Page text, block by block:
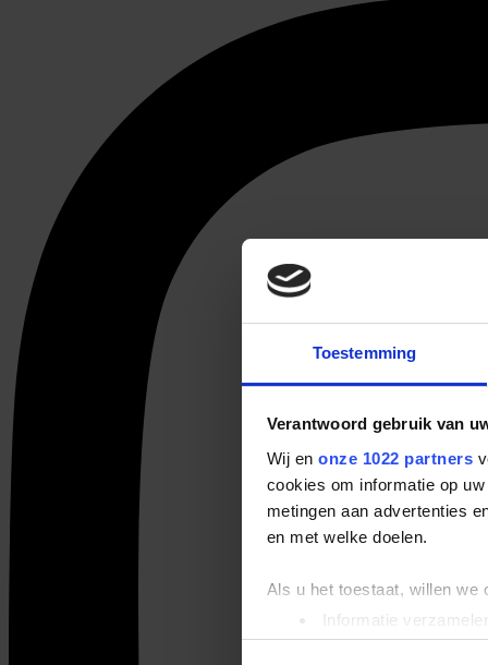
Toestemming
Verantwoord gebruik van
Wij en onze 1022 partners
cookies om informatie op
metingen aan advertenties
en met welke doelen.
Als u het toestaat, willen we
Informatie
Uw apparaat